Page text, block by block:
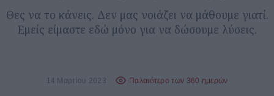
Θες να το κάνεις. Δεν μας νοιάζει να μάθουμε γιατί.
Εμείς είμαστε εδώ μόνο για να δώσουμε λύσεις.
14 Μαρτίου 2023 Παλαιότερο των 360 ημερών